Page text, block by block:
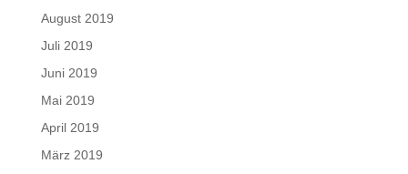
August 2019
Juli 2019
Juni 2019
Mai 2019
April 2019
März 2019